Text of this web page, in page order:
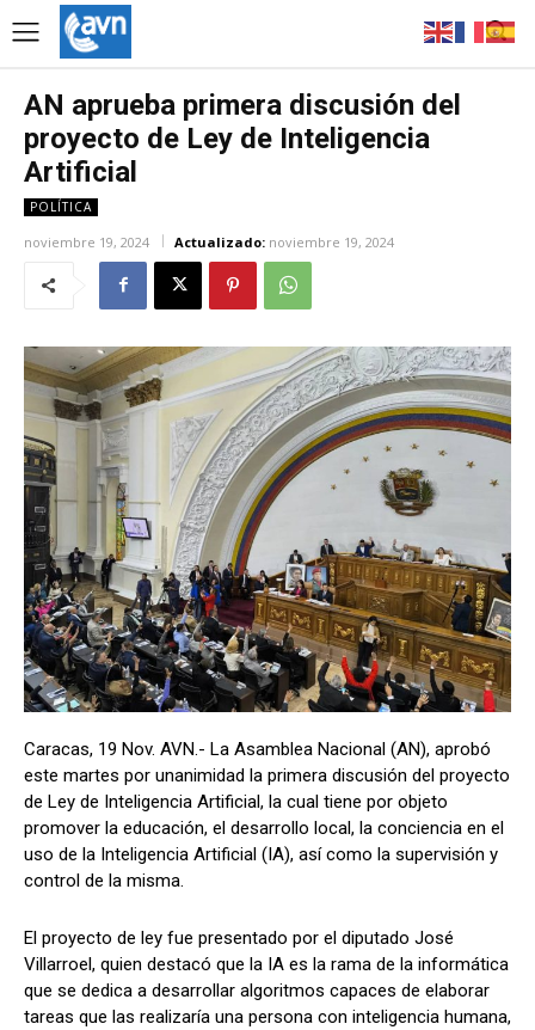
AN aprueba primera discusión del
proyecto de Ley de Inteligencia
Artificial
POLÍTICA
noviembre 19, 2024 Actualizado: noviembre 19, 2024
Caracas, 19 Nov. AVN.- La Asamblea Nacional (AN), aprobó
este martes por unanimidad la primera discusión del proyecto
de Ley de Inteligencia Artificial, la cual tiene por objeto
promover la educación, el desarrollo local, la conciencia en el
uso de la Inteligencia Artificial (IA), así como la supervisión y
control de la misma.
El proyecto de ley fue presentado por el diputado José
Villarroel, quien destacó que la IA es la rama de la informática
que se dedica a desarrollar algoritmos capaces de elaborar
tareas que las realizaría una persona con inteligencia humana,